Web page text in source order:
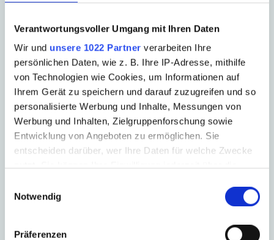
Verantwortungsvoller Umgang mit Ihren Daten
Wir und unsere 1022 Partner verarbeiten Ihre
persönlichen Daten, wie z. B. Ihre IP-Adresse, mithilfe
von Technologien wie Cookies, um Informationen auf
Ihrem Gerät zu speichern und darauf zuzugreifen und so
personalisierte Werbung und Inhalte, Messungen von
Werbung und Inhalten, Zielgruppenforschung sowie
Entwicklung von Angeboten zu ermöglichen. Sie
entscheiden darüber, wer Ihre Daten für welche Zwecke
Trigger Symbol ändern oder widerrufen
Notwendig
Präferenzen
bewerbung-chemnitz@admedia.de
ADMEDIA Reha GmbH
Planitzwiese 17 | 09130 Chemnitz
Hast du Fragen?
0371 4003-300